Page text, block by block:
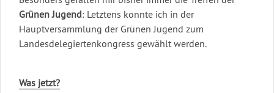
Grünen Jugend: Letztens konnte ich in der
Hauptversammlung der Grünen Jugend zum
Landesdelegiertenkongress gewählt werden.
Was jetzt?